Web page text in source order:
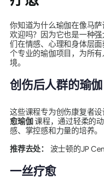
你知道为什么瑜伽在像马
欢迎吗？因为它也是一种
们在情感、心理和身体层
个专业的瑜伽项目，为所
境。
创伤后人群的瑜伽
这些课程专为创伤康复者设
愈瑜伽 课程，通过轻柔的
感、掌控感和力量的培养。
推荐去处：
波士顿的JP
一丝疗愈